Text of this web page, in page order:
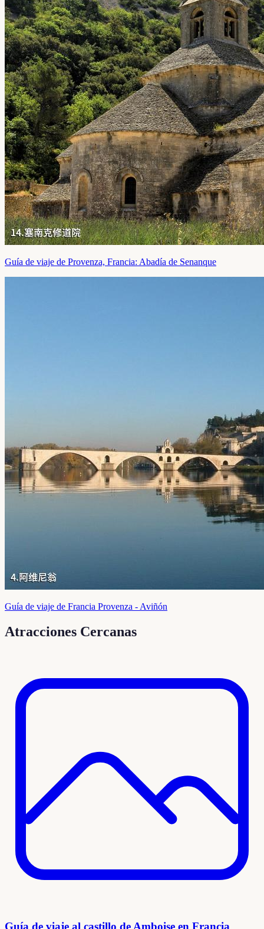
Guía de viaje de Provenza, Francia: Abadía de Senanque
Guía de viaje de Francia Provenza - Aviñón
Atracciones Cercanas
Guía de viaje al castillo de Amboise en Francia